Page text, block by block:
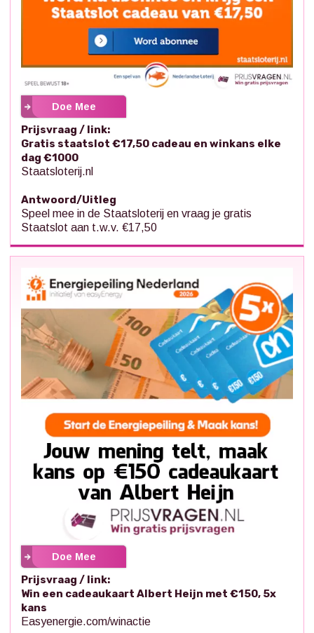
Doe Mee
Prijsvraag / link:
Gratis staatslot €17,50 cadeau en winkans elke
dag €1000
Staatsloterij.nl
Antwoord/Uitleg
Speel mee in de Staatsloterij en vraag je gratis
Staatslot aan t.w.v. €17,50
Doe Mee
Prijsvraag / link:
Win een cadeaukaart Albert Heijn met €150, 5x
kans
Easyenergie.com/winactie